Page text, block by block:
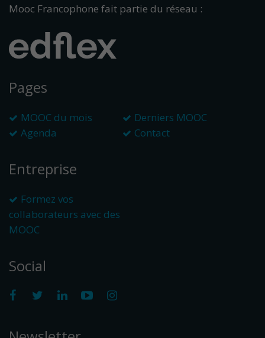
Mooc Francophone fait partie du réseau :
Pages
MOOC du mois
Derniers MOOC
Agenda
Contact
Entreprise
Formez vos
collaborateurs avec des
MOOC
Social